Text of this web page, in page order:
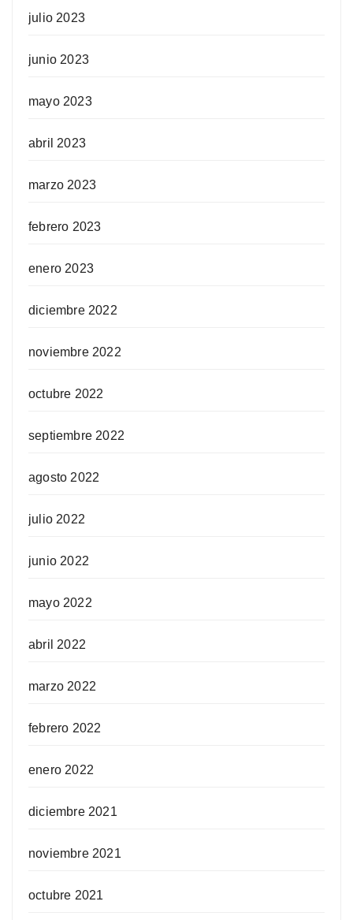
julio 2023
junio 2023
mayo 2023
abril 2023
marzo 2023
febrero 2023
enero 2023
diciembre 2022
noviembre 2022
octubre 2022
septiembre 2022
agosto 2022
julio 2022
junio 2022
mayo 2022
abril 2022
marzo 2022
febrero 2022
enero 2022
diciembre 2021
noviembre 2021
octubre 2021